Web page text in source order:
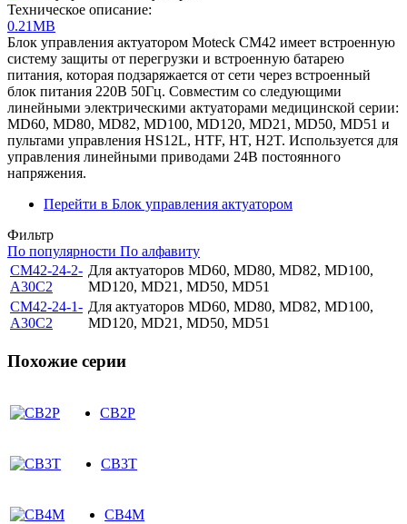
Техническое описание:
0.21MB
Блок управления актуатором Moteck CM42 имеет встроенную
систему защиты от перегрузки и встроенную батарею
питания, которая подзаряжается от сети через встроенный
блок питания 220В 50Гц. Совместим со следующими
линейными электрическими актуаторами медицинской серии:
MD60, MD80, MD82, MD100, MD120, MD21, MD50, MD51 и
пультами управления HS12L, HTF, HT, H2T. Используется для
управления линейными приводами 24В постоянного
напряжения.
Перейти в Блок управления актуатором
Фильтр
По популярности По алфавиту
CM42-24-2-
A30C2
Для актуаторов MD60, MD80, MD82, MD100,
MD120, MD21, MD50, MD51
CM42-24-1-
A30C2
Для актуаторов MD60, MD80, MD82, MD100,
MD120, MD21, MD50, MD51
Похожие серии
CB2P
CB3T
CB4M